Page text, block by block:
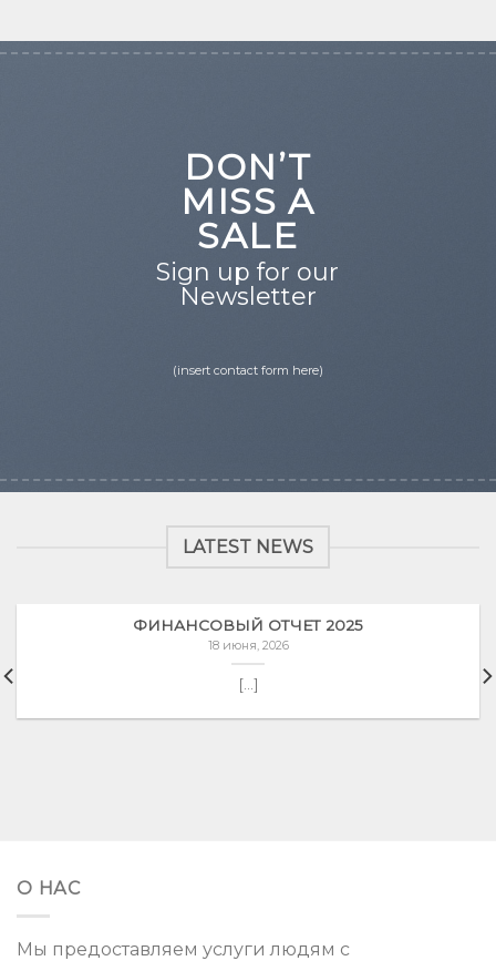
DON’T
MISS A
SALE
Sign up for our
Newsletter
(insert contact form here)
LATEST NEWS
ФИНАНСОВЫЙ ОТЧЕТ 2025
18 июня, 2026
[...]
О НАС
Мы предоставляем услуги людям с